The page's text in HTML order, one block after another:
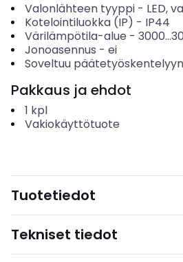
Valonlähteen tyyppi- LED,
Kotelointiluokka (IP) - IP44
Värilämpötila-alue -
Jonoasennus - ei
Soveltuu päätetyöskentelyyn
Pakkaus ja ehdot
1 kpl
Vakiokäyttötuote
Tuotetiedot
Tekniset tiedot